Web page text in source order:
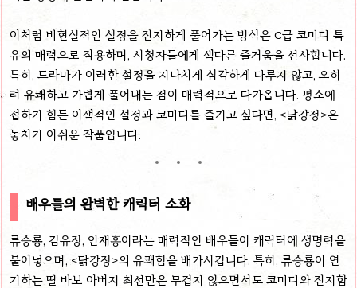
이처럼 비현실적인 설정을 진지하게 풀어가는 방식은 C급 코미디 특
유의 매력으로 작용하며, 시청자들에게 색다른 즐거움을 선사합니다.
특히, 드라마가 이러한 설정을 지나치게 심각하게 다루지 않고, 오히
려 유쾌하고 가볍게 풀어내는 점이 매력적으로 다가옵니다. 평소에
접하기 힘든 이색적인 설정과 코미디를 즐기고 싶다면, <닭강정>은
놓치기 아쉬운 작품입니다.
배우들의 완벽한 캐릭터 소화
류승룡, 김유정, 안재홍이라는 매력적인 배우들이 캐릭터에 생명력을
불어넣으며, <닭강정>의 유쾌함을 배가시킵니다. 특히, 류승룡이 연
기하는 딸 바보 아버지 최선만은 무겁지 않으면서도 코미디와 진지함